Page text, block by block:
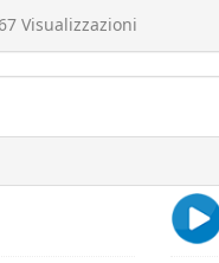
Visualizzazioni